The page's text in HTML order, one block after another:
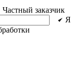
Частный заказчик
Я